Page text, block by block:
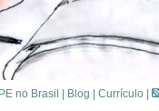
no Brasil Blog Currículo